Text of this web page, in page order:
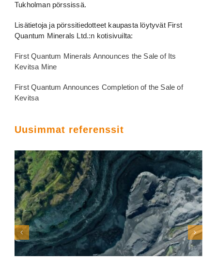
Tukholman pörssissä.
Lisätietoja ja pörssitiedotteet kaupasta löytyvät First
Quantum Minerals Ltd.:n kotisivuilta:
First Quantum Minerals Announces the Sale of Its
Kevitsa Mine
First Quantum Announces Completion of the Sale of
Kevitsa
Uusimmat referenssit